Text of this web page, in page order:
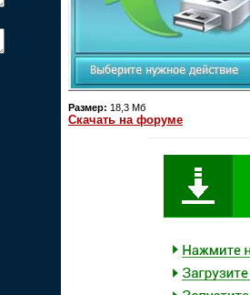
Размер: 18,3 Мб
Скачать на форуме